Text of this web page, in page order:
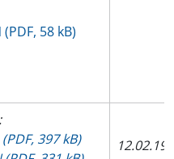
58 kB)
397 kB)